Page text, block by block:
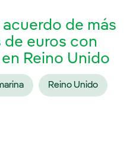
de más
de euros con
Reino Unido
Reino Unido